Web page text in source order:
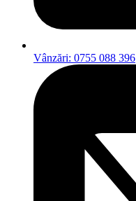
Vânzări: 0755 088 396